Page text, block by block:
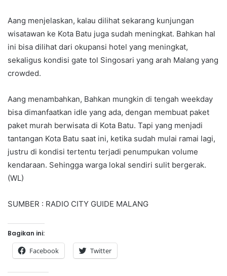
Aang menjelaskan, kalau dilihat sekarang kunjungan
wisatawan ke Kota Batu juga sudah meningkat. Bahkan hal
ini bisa dilihat dari okupansi hotel yang meningkat,
sekaligus kondisi gate tol Singosari yang arah Malang yang
crowded.
Aang menambahkan, Bahkan mungkin di tengah weekday
bisa dimanfaatkan idle yang ada, dengan membuat paket
paket murah berwisata di Kota Batu. Tapi yang menjadi
tantangan Kota Batu saat ini, ketika sudah mulai ramai lagi,
justru di kondisi tertentu terjadi penumpukan volume
kendaraan. Sehingga warga lokal sendiri sulit bergerak.
(WL)
SUMBER : RADIO CITY GUIDE MALANG
Bagikan ini:
Facebook Twitter